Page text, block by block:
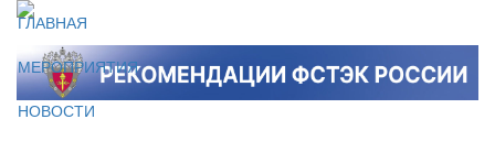
ГЛАВНАЯ
МЕРОПРИЯТИЯ
НОВОСТИ